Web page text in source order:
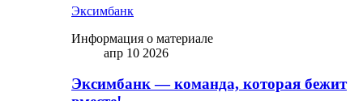
Эксимбанк
Информация о материале
апр 10 2026
Эксимбанк — команда, которая бежит